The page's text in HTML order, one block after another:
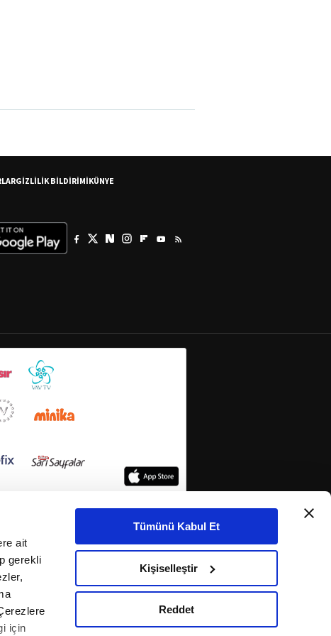
ait
gerekli
için
Tümünü Kabul Et
Kişiselleştir
Reddet
GİZLİLİK BİLDİRİMİKÜNYE